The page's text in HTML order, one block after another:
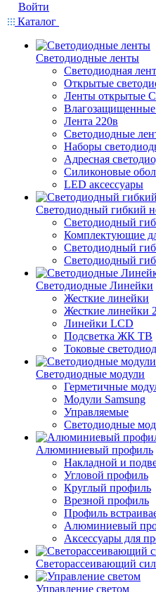
Войти
Каталог
Светодиодные ленты
Светодиодная
Открытые
Ленты открытые
Лента 220в
Светодиодные
Наборы
Адресная
Силиконовые
LED аксессуары
Светодиодный гибкий
Светодиодный
Комплектующие
Светодиодный
Светодиодный
Светодиодные Линейки
Жесткие линейки
Жесткие линейки
Линейки LCD
Подсветка ЖК ТВ
Токовые
Светодиодные модули
Герметичные
Модули Samsung
Управляемые
Светодиодные
Алюминиевый профиль
Накладной и
Угловой профиль
Круглый профиль
Врезной профиль
Профиль
Алюминиевый
Аксессуары для
Светорассеивающий
Управление светом